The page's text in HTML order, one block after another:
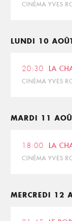
CINÉMA YVES
LUNDI 10
20:30 LA
CINÉMA YVES
MARDI 11
18:00 LA
CINÉMA YVES
MERCREDI 12